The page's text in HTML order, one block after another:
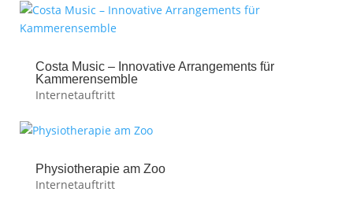
Costa Music – Innovative Arrangements für
Kammerensemble
Internetauftritt
Physiotherapie am Zoo
Internetauftritt